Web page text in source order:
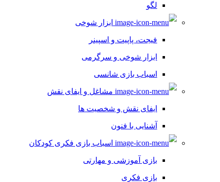
لگو
ابزار شوخی
فیجت، پاپیت و اسپینر
ابزار شوخی و سرگرمی
اسباب بازی شانسی
مشاغل و ایفای نقش
ایفای نقش و شخصیت ها
آشنایی با فنون
اسباب بازی فکری کودکان
بازی آموزشی و مهارتی
بازی فکری